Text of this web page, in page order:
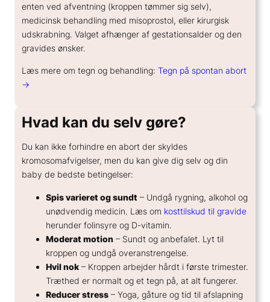
enten ved afventning (kroppen tømmer sig selv),
medicinsk behandling med misoprostol, eller kirurgisk
udskrabning. Valget afhænger af gestationsalder og den
gravides ønsker.
Læs mere om tegn og behandling: Tegn på spontan abort
→
Hvad kan du selv gøre?
Du kan ikke forhindre en abort der skyldes
kromosomafvigelser, men du kan give dig selv og din
baby de bedste betingelser:
Spis varieret og sundt – Undgå rygning, alkohol og
unødvendig medicin. Læs om kosttilskud til gravide
herunder folinsyre og D-vitamin.
Moderat motion – Sundt og anbefalet. Lyt til
kroppen og undgå overanstrengelse.
Hvil nok – Kroppen arbejder hårdt i første trimester.
Træthed er normalt og et tegn på, at alt fungerer.
Reducer stress – Yoga, gåture og tid til afslapning